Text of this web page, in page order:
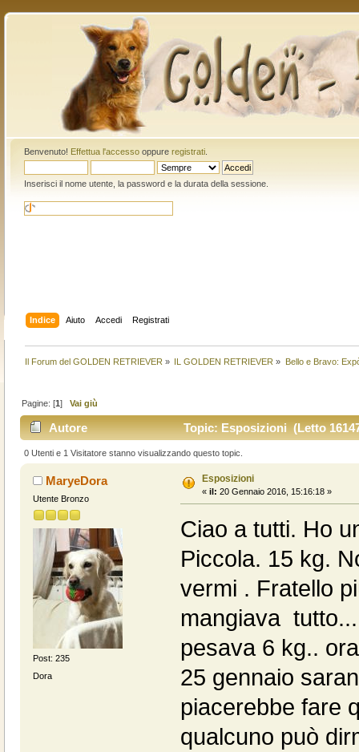
Benvenuto! Effettua l'accessooppure registrati.
Inserisci il nome utente, la password e la durata della sessione.
Indice Aiuto Accedi Registrati
Il Forum del GOLDEN RETRIEVER » IL GOLDEN RETRIEVER » Bello e Bravo:
Pagine: [1]Vai giù
Autore Topic: Esposizioni (Letto
0 Utenti e 1 Visitatore stanno visualizzando questo topic.
MaryeDora
Utente Bronzo
Post: 235
Dora
Esposizioni
« il: 20 Gennaio 2016, 15:16:18 »
Ciao a tutti. Ho
Piccola. 15 kg.
vermi . Fratello
mangiava
pesava 6 kg..
25 gennaio
piacerebbe fare
qualcuno può